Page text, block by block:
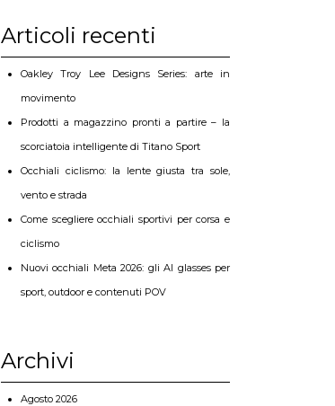
Articoli recenti
Oakley Troy Lee Designs Series: arte in
movimento
Prodotti a magazzino pronti a partire – la
scorciatoia intelligente di Titano Sport
Occhiali ciclismo: la lente giusta tra sole,
vento e strada
Come scegliere occhiali sportivi per corsa e
ciclismo
Nuovi occhiali Meta 2026: gli AI glasses per
sport, outdoor e contenuti POV
Archivi
Agosto 2026